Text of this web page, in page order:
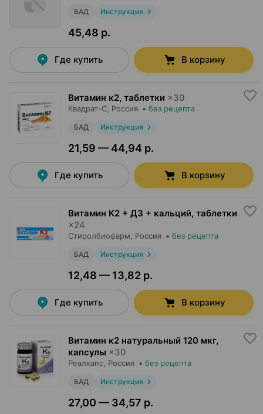
БАД Инструкция
45,48 р.
Где купить В корзину
Витамин к2, таблетки ×30
Квадрат-С , Россия • без рецепта
БАД Инструкция
21,59 — 44,94 р.
Где купить В корзину
Витамин К2 + Д3 + кальций, таблетки
×24
Стиролбиофарм , Россия • без рецепта
БАД Инструкция
12,48 — 13,82 р.
Где купить В корзину
Витамин к2 натуральный 120 мкг,
капсулы ×30
Реалкапс , Россия • без рецепта
БАД Инструкция
27,00 — 34,57 р.